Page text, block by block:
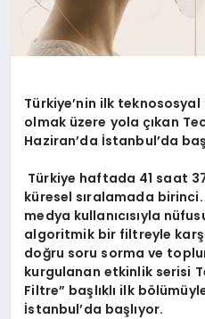
Türkiye’nin ilk
olmak üzere yola çıkan
Haziran’da İstanbul’da
Türkiye haftada 41 saat
küresel sıralamada
medya kullanıcısıyla
algoritmik bir filtreyle
doğru soru sorma ve
kurgulanan etkinlik serisi
Filtre” başlıklı ilk
İstanbul’da başlıyor.